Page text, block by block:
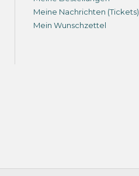
Meine Nachrichten (Tickets)
Mein Wunschzettel